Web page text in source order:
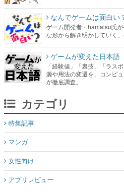
なんでゲームは面白い
ゲーム開発者・hamatsu氏
な形から解き明かしていく
ゲームが変えた日本語
「経験値」「裏技」「ラス
源や用法の変遷を、コンピ
が徹底調査。
カテゴリ
特集記事
マンガ
女性向け
アプリレビュー